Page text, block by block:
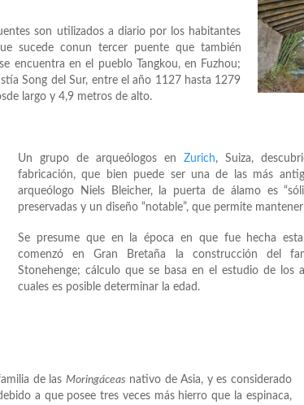
son utilizados a diario por los habitantes
sucede conun tercer puente que también
encuentra en el pueblo Tangkou, en Fuzhou;
Song del Sur, entre el año 1127 hasta 1279
largo y 4,9 metros de alto.
Un grupo de arqueólogos en Zurich, Suiza,
fabricación, que bien puede ser una de las más
arqueólogo Niels Bleicher, la puerta de álamo es
preservadas y un diseño “notable”, que permite
Se presume que en la época en que fue hecha
comenzó en Gran Bretaña la construcción del
Stonehenge; cálculo que se basa en el estudio de los
cuales es posible determinar la edad.
de las Moringáceas nativo de Asia, y es considerado
a que posee tres veces más hierro que la espinaca,